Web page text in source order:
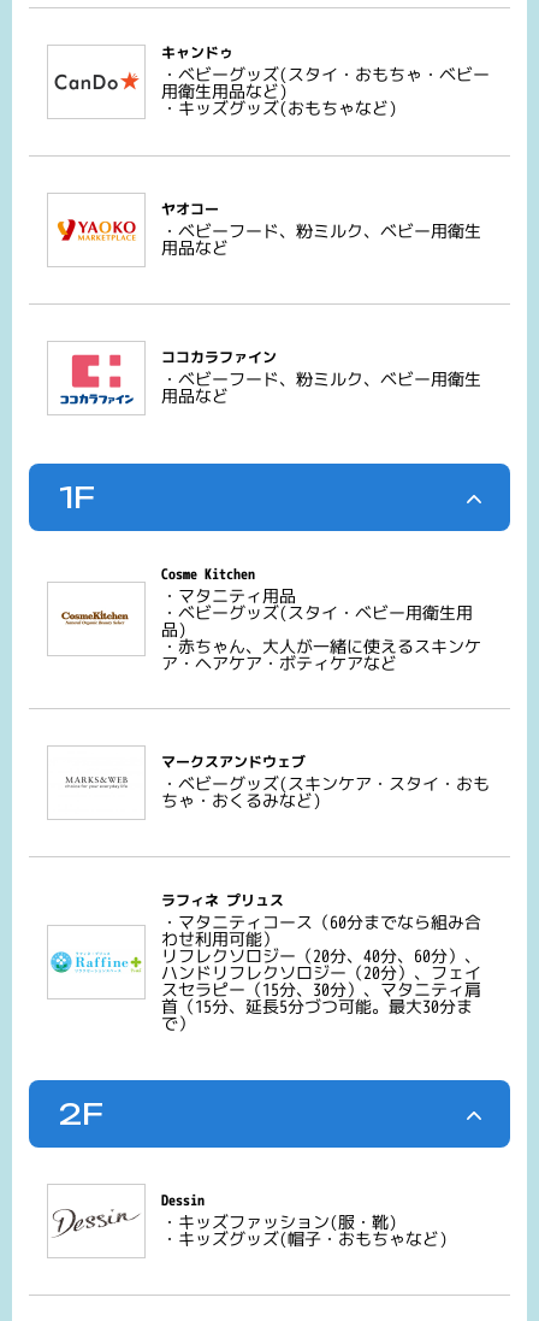
キャンドゥ
・ベビーグッズ(スタイ・おもちゃ・ベビー
用衛生用品など)
・キッズグッズ(おもちゃなど)
ヤオコー
・ベビーフード、粉ミルク、ベビー用衛生
用品など
ココカラファイン
・ベビーフード、粉ミルク、ベビー用衛生
用品など
1F
Cosme Kitchen
・マタニティ用品
・ベビーグッズ(スタイ・ベビー用衛生用
品)
・赤ちゃん、大人が一緒に使えるスキンケ
ア・ヘアケア・ボティケアなど
マークスアンドウェブ
・ベビーグッズ(スキンケア・スタイ・おも
ちゃ・おくるみなど)
ラフィネ プリュス
・マタニティコース（60分までなら組み合
わせ利用可能）
リフレクソロジー（20分、40分、60分）、
ハンドリフレクソロジー（20分）、フェイ
スセラピー（15分、30分）、マタニティ肩
首（15分、延長5分づつ可能。最大30分ま
で）
2F
Dessin
・キッズファッション(服・靴)
・キッズグッズ(帽子・おもちゃなど)